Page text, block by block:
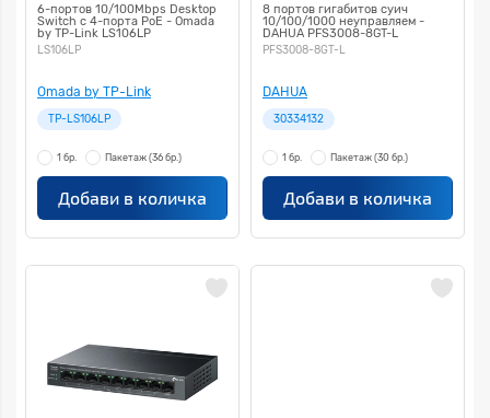
6-портов 10/100Mbps Desktop
Switch с 4-порта PoE - Omada
by TP-Link LS106LP
LS106LP
Omada by TP-Link
TP-LS106LP
1 бр. Пакетаж (36 бр.)
Добави в количка
8 портов гигабитов суич
10/100/1000 неуправляем -
DAHUA PFS3008-8GT-L
PFS3008-8GT-L
DAHUA
30334132
1 бр. Пакетаж (30 бр.)
Добави в количка